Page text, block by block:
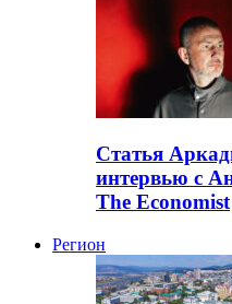
Статья
интервью с
The Economist
Регион